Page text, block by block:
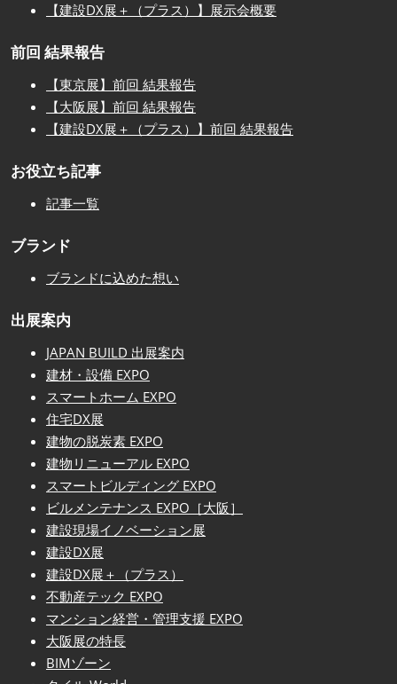
【建設DX展＋（プラス）】展示会概要
前回 結果報告
【東京展】前回 結果報告
【大阪展】前回 結果報告
【建設DX展＋（プラス）】前回 結果報告
お役立ち記事
記事一覧
ブランド
ブランドに込めた想い
出展案内
JAPAN BUILD 出展案内
建材・設備 EXPO
スマートホーム EXPO
住宅DX展
建物の脱炭素 EXPO
建物リニューアル EXPO
スマートビルディング EXPO
ビルメンテナンス EXPO［大阪］
建設現場イノベーション展
建設DX展
建設DX展＋（プラス）
不動産テック EXPO
マンション経営・管理支援 EXPO
大阪展の特長
BIMゾーン